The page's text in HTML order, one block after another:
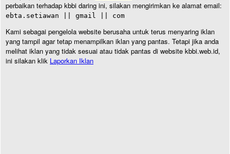
perbaikan terhadap kbbi daring ini, silakan mengirimkan ke alamat email:
ebta.setiawan || gmail || com
Kami sebagai pengelola website berusaha untuk terus menyaring iklan
yang tampil agar tetap menampilkan iklan yang pantas. Tetapi jika anda
melihat iklan yang tidak sesuai atau tidak pantas di website kbbi.web.id,
ini silakan klik Laporkan Iklan